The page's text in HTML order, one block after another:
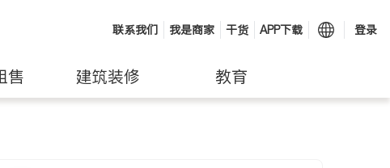
联系我们 我是商家 干货 APP下载 登录
售 建筑装修 教育